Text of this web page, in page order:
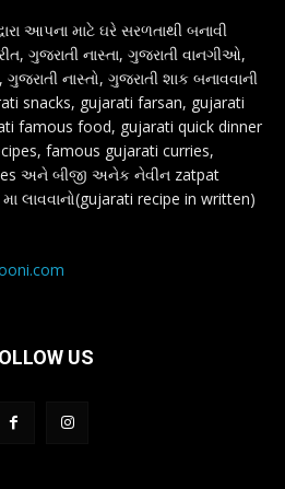
આપના માટે ઘરે સરળતાથી બનાવી
ગુજરાતી નાસ્તા, ગુજરાતી વાનગીઓ,
નાસ્તો, ગુજરાતી શાક બનાવવાની
snacks, gujarati farsan, gujarati
famous food, gujarati quick dinner
famous gujarati curries,
અને બીજી અનેક નેવીન zatpat
લાવવાનો(gujarati recipe in written)
US